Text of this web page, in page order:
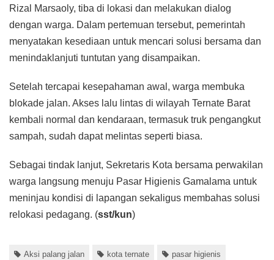
Rizal Marsaoly, tiba di lokasi dan melakukan dialog
dengan warga. Dalam pertemuan tersebut, pemerintah
menyatakan kesediaan untuk mencari solusi bersama dan
menindaklanjuti tuntutan yang disampaikan.
Setelah tercapai kesepahaman awal, warga membuka
blokade jalan. Akses lalu lintas di wilayah Ternate Barat
kembali normal dan kendaraan, termasuk truk pengangkut
sampah, sudah dapat melintas seperti biasa.
Sebagai tindak lanjut, Sekretaris Kota bersama perwakilan
warga langsung menuju Pasar Higienis Gamalama untuk
meninjau kondisi di lapangan sekaligus membahas solusi
relokasi pedagang. (sst/kun)
Aksi palang jalan kota ternate pasar higienis